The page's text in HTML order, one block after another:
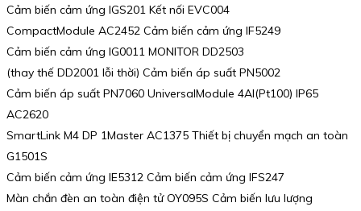
Cảm biến cảm ứng IGS201 Kết nối EVC004
CompactModule AC2452 Cảm biến cảm ứng IF5249
Cảm biến cảm ứng IG0011 MONITOR DD2503
(thay thế DD2001 lỗi thời) Cảm biến áp suất PN5002
Cảm biến áp suất PN7060 UniversalModule 4AI(Pt100) IP65
AC2620
SmartLink M4 DP 1Master AC1375 Thiết bị chuyển mạch an toàn
G1501S
Cảm biến cảm ứng IE5312 Cảm biến cảm ứng IFS247
Màn chắn đèn an toàn điện tử OY095S Cảm biến lưu lượng